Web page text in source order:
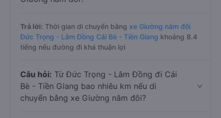
Trả lời: Thời gian di chuyển bằng xe Giường nằm đôi
Đức Trọng - Lâm Đồng Cái Bè - Tiền Giang khoảng 8.4
tiếng nếu đường đi khá thuận lợi
Câu hỏi: Từ Đức Trọng - Lâm Đồng đi Cái
Bè - Tiền Giang bao nhiêu km nếu di
chuyển bằng xe Giường nằm đôi?